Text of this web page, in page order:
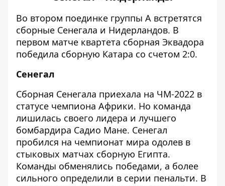
Во втором поединке группы А встретятся
сборные Сенегала и Нидерландов. В
первом матче квартета сборная Эквадора
победила сборную Катара со счетом 2:0.
Сенегал
Сборная Сенегала приехала на ЧМ-2022 в
статусе чемпиона Африки. Но команда
лишилась своего лидера и лучшего
бомбардира Садио Мане. Сенегал
пробился на чемпионат мира одолев в
стыковых матчах сборную Египта.
Команды обменялись победами, а более
сильного определили в серии пенальти. В